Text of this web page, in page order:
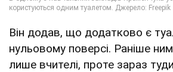
Він додав, що додатково є
нульовому поверсі. Раніше
лише вчителі, проте зараз